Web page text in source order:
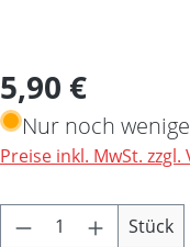
Regulärer Preis:
5,90 €
Nur noch
Preise inkl. MwSt.
Produkt Stück